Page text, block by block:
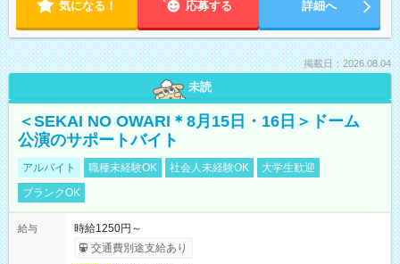
気になる！ 応募する 詳細へ
掲載日：2026.08.04
未読
＜SEKAI NO OWARI＊8月15日・16日＞ドーム
公演のサポートバイト
アルバイト 職種未経験OK 社会人未経験OK
大学生歓迎
ブランクOK
給与
時給1250円～
交通費別途支給あり